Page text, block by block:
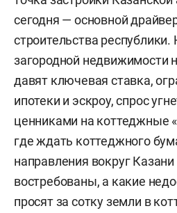
сегодня — основной
строительства
загородной недвижимости
давят ключевая ставка,
ипотеки и эскроу, спрос
ценниками на коттеджные
где ждать коттеджного
направления вокруг
востребованы, а какие
просят за сотку земли в